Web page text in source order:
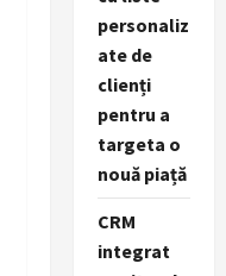
personaliz
ate de
clienți
pentru a
targeta o
nouă piață
CRM
integrat